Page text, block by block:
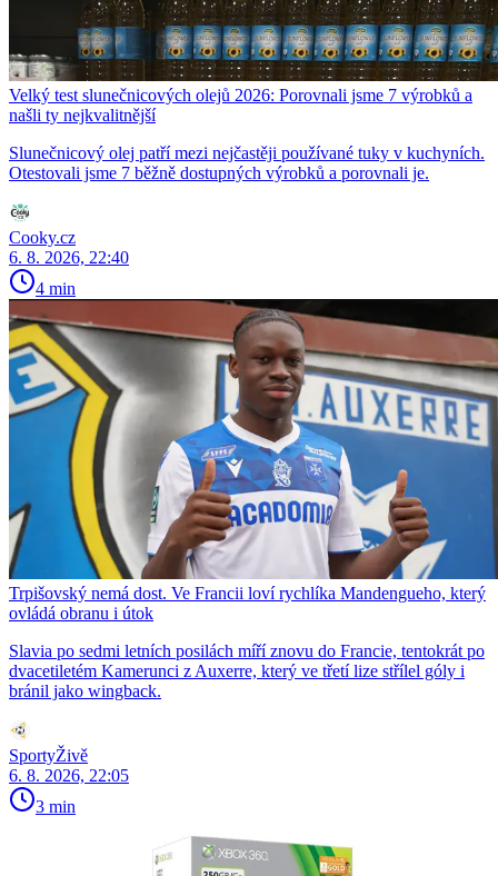
Velký test slunečnicových olejů 2026: Porovnali jsme 7 výrobků a
našli ty nejkvalitnější
Slunečnicový olej patří mezi nejčastěji používané tuky v kuchyních.
Otestovali jsme 7 běžně dostupných výrobků a porovnali je.
Cooky.cz
6. 8. 2026, 22:40
4 min
Trpišovský nemá dost. Ve Francii loví rychlíka Mandengueho, který
ovládá obranu i útok
Slavia po sedmi letních posilách míří znovu do Francie, tentokrát po
dvacetiletém Kamerunci z Auxerre, který ve třetí lize střílel góly i
bránil jako wingback.
SportyŽivě
6. 8. 2026, 22:05
3 min